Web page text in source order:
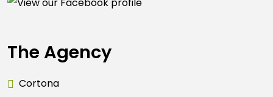
The Agency
Cortona